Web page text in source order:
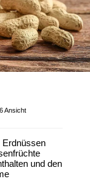
Ansicht
und den